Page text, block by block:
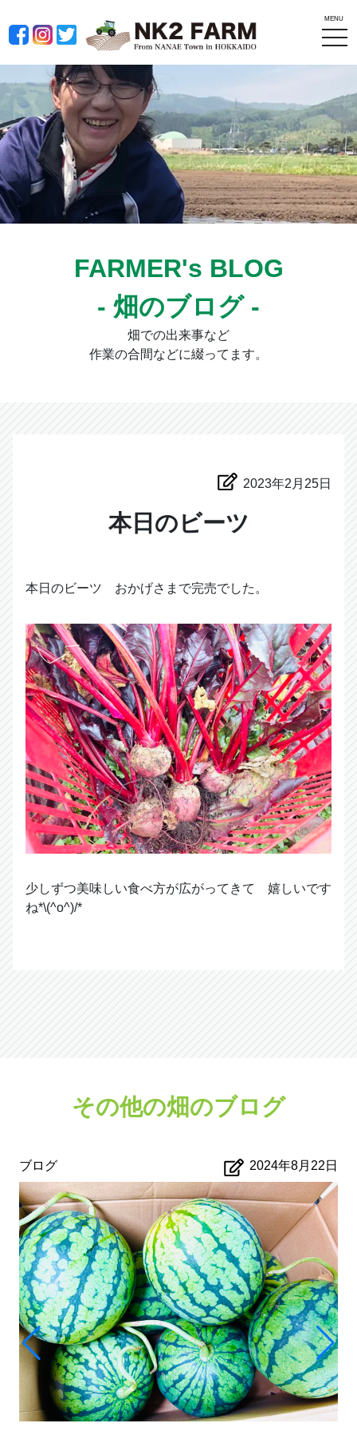
MENU
FARMER's BLOG
- 畑のブログ -
畑での出来事など
作業の合間などに綴ってます。
2023年2月25日
本日のビーツ
本日のビーツ おかげさまで完売でした。
少しずつ美味しい食べ方が広がってきて 嬉しいです
ね*\(^o^)/*
その他の畑のブログ
ブログ 2024年8月22日